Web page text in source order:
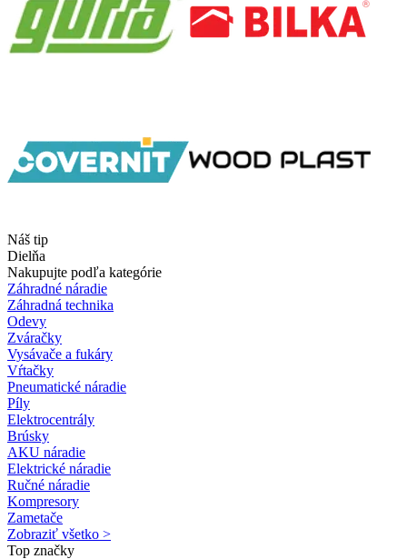
Náš tip
Dielňa
Nakupujte podľa kategórie
Záhradné náradie
Záhradná technika
Odevy
Zváračky
Vysávače a fukáry
Vŕtačky
Pneumatické náradie
Píly
Elektrocentrály
Brúsky
AKU náradie
Elektrické náradie
Ručné náradie
Kompresory
Zametače
Zobraziť všetko >
Top značky